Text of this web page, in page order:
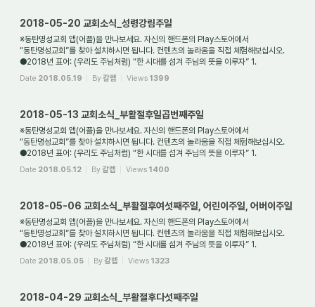
2018-05-20 교회소식_성령강림주일
※동탄명성교회 앱(어플)을 만나보세요. 자신의 핸드폰의 Play스토어에서
“동탄명성교회”를 찾아 설치하시면 됩니다. 컨텐츠의 놀라움을 직접 체험해보십시오.
●2018년 표어: (우리도 주님처럼) “한 시대를 섬겨 주님의 뜻을 이루자” 1.
Date 2018.05.19 By갈렙 Views 1399
2018-05-13 교회소식_부활절후일곱번째주일
※동탄명성교회 앱(어플)을 만나보세요. 자신의 핸드폰의 Play스토어에서
“동탄명성교회”를 찾아 설치하시면 됩니다. 컨텐츠의 놀라움을 직접 체험해보십시오.
●2018년 표어: (우리도 주님처럼) “한 시대를 섬겨 주님의 뜻을 이루자” 1.
Date 2018.05.12 By갈렙 Views 1400
2018-05-06 교회소식_부활절후여섯째주일, 어린이주일, 어버이주일
※동탄명성교회 앱(어플)을 만나보세요. 자신의 핸드폰의 Play스토어에서
“동탄명성교회”를 찾아 설치하시면 됩니다. 컨텐츠의 놀라움을 직접 체험해보십시오.
●2018년 표어: (우리도 주님처럼) “한 시대를 섬겨 주님의 뜻을 이루자” 1.
Date 2018.05.05 By갈렙 Views 1323
2018-04-29 교회소식_부활절후다섯째주일